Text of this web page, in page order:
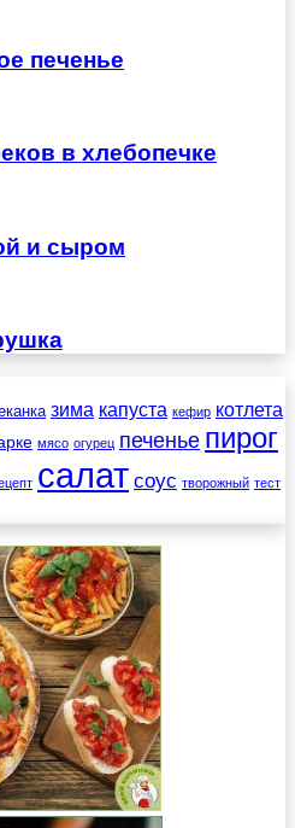
печенье
в хлебопечке
и сыром
зима капуста кефир котлета
мясо огурец печенье пирог
салат соус творожный тест